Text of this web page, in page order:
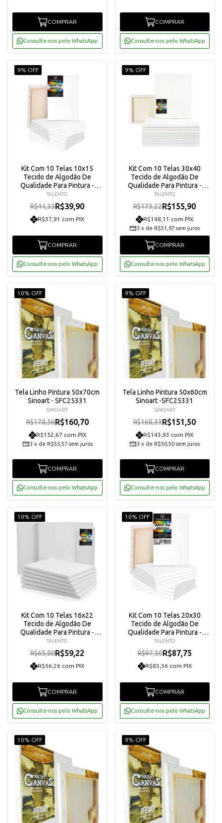
COMPRAR
Consulte-nos pelo WhatsApp
COMPRAR
Consulte-nos pelo WhatsApp
9% OFF
Kit Com 10 Telas 10x15
Tecido de Algodão De
Qualidade Para Pintura -
Talento
TALENTO
R$44,33R$39,90
R$37,91 com PIX
COMPRAR
Consulte-nos pelo WhatsApp
9% OFF
Kit Com 10 Telas 30x40
Tecido de Algodão De
Qualidade Para Pintura -
Talento
TALENTO
R$173,22R$155,90
R$148,11 com PIX
3 x de R$51,97 sem juros
COMPRAR
Consulte-nos pelo WhatsApp
10% OFF
Tela Linho Pintura 50x70cm
Sinoart - SFC25331
SINOART
R$178,56R$160,70
R$152,67 com PIX
3 x de R$53,57 sem juros
COMPRAR
Consulte-nos pelo WhatsApp
9% OFF
Tela Linho Pintura 50x60cm
Sinoart -SFC25331
SINOART
R$168,33R$151,50
R$143,93 com PIX
3 x de R$50,50 sem juros
COMPRAR
Consulte-nos pelo WhatsApp
10% OFF
Kit Com 10 Telas 16x22
Tecido de Algodão De
Qualidade Para Pintura -
Talento
TALENTO
R$65,80R$59,22
R$56,26 com PIX
COMPRAR
Consulte-nos pelo WhatsApp
10% OFF
Kit Com 10 Telas 20x30
Tecido de Algodão De
Qualidade Para Pintura -
Talento
TALENTO
R$97,50R$87,75
R$83,36 com PIX
COMPRAR
Consulte-nos pelo WhatsApp
10% OFF 9% OFF